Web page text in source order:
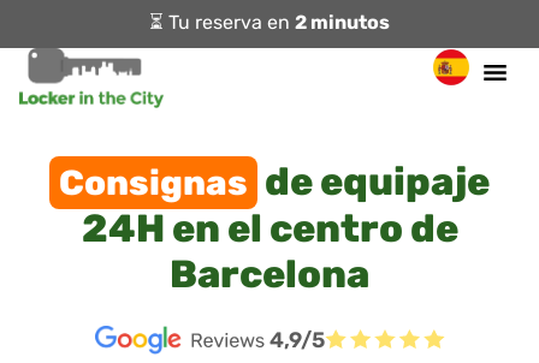
⏳ Tu reserva en 2 minutos
Consignas de equipaje
24H en el centro de
Barcelona
4,9/5